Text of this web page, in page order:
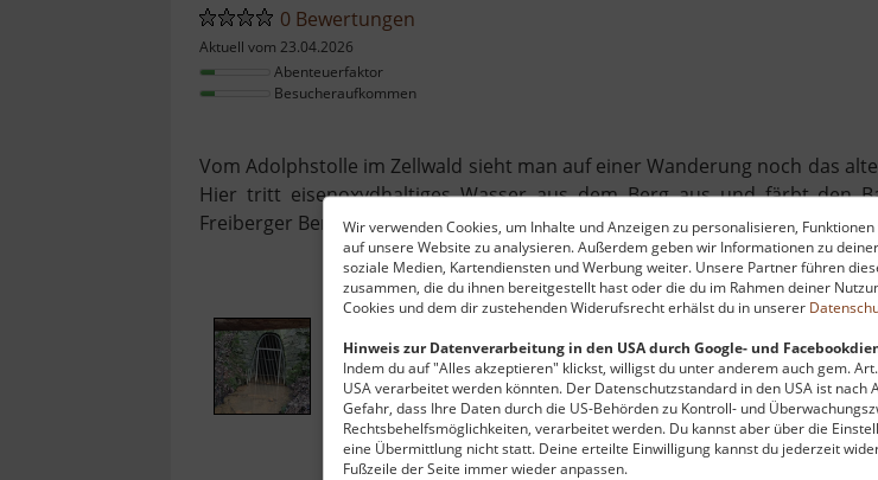
Wir verwenden Cookies, um Inhalte und Anzeigen zu personalisieren,
auf unsere Website zu analysieren. Außerdem geben wir Informationen zu
soziale Medien, Kartendiensten und Werbung weiter. Unsere Partner führen
zusammen, die du ihnen bereitgestellt hast oder die du im Rahmen deiner
Cookies und dem dir zustehenden Widerufsrecht erhälst du in unserer
Hinweis zur Datenverarbeitung in den USA durch Google- und
Indem du auf "Alles akzeptieren" klickst, willigst du unter anderem auch gem.
USA verarbeitet werden könnten. Der Datenschutzstandard in den USA ist nach
Gefahr, dass Ihre Daten durch die US-Behörden zu Kontroll- und
Rechtsbehelfsmöglichkeiten, verarbeitet werden. Du kannst aber über die
eine Übermittlung nicht statt. Deine erteilte Einwilligung kannst du jederzeit
Fußzeile der Seite immer wieder anpassen.
0 Bewertungen
Aktuell vom 23.04.2026
Abenteuerfaktor
Besucheraufkommen
Vom Adolphstolle im Zellwald sieht man auf einer Wanderung noch das
Hier tritt eisenoxydhaltiges Wasser aus dem Berg aus und färbt den
Freiberger Bergbaureviers.